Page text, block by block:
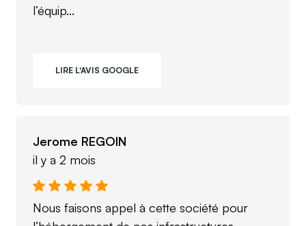
l’équip...
LIRE L'AVIS GOOGLE
Jerome REGOIN
il y a 2 mois
Nous faisons appel à cette société pour